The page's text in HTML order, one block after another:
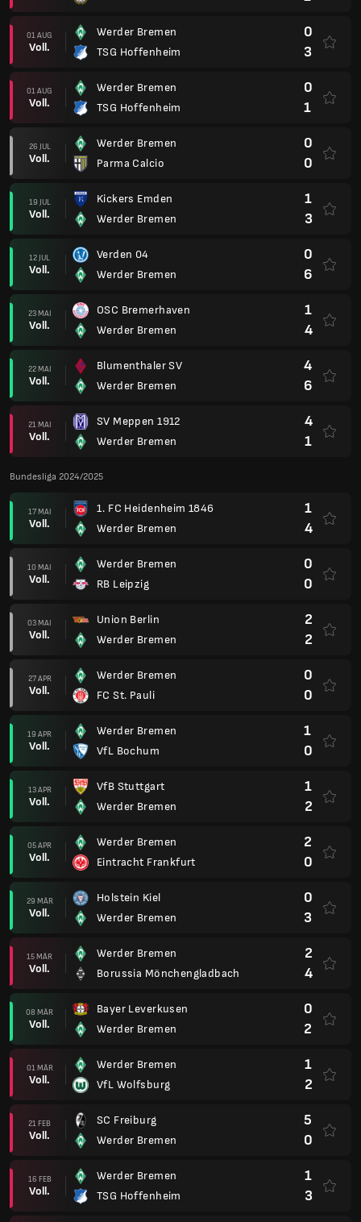
01 AUG
Voll.
Werder Bremen
TSG Hoffenheim
0
3
01 AUG
Voll.
Werder Bremen
TSG Hoffenheim
0
1
26 JUL
Voll.
Werder Bremen
Parma Calcio
0
0
19 JUL
Voll.
Kickers Emden
Werder Bremen
1
3
12 JUL
Voll.
Verden 04
Werder Bremen
0
6
23 MAI
Voll.
OSC Bremerhaven
Werder Bremen
1
4
22 MAI
Voll.
Blumenthaler SV
Werder Bremen
4
6
21 MAI
Voll.
SV Meppen 1912
Werder Bremen
4
1
Bundesliga 2024/2025
17 MAI
Voll.
1. FC Heidenheim 1846
Werder Bremen
1
4
10 MAI
Voll.
Werder Bremen
RB Leipzig
0
0
03 MAI
Voll.
Union Berlin
Werder Bremen
2
2
27 APR
Voll.
Werder Bremen
FC St. Pauli
0
0
19 APR
Voll.
Werder Bremen
VfL Bochum
1
0
13 APR
Voll.
VfB Stuttgart
Werder Bremen
1
2
05 APR
Voll.
Werder Bremen
Eintracht Frankfurt
2
0
29 MÄR
Voll.
Holstein Kiel
Werder Bremen
0
3
15 MÄR
Voll.
Werder Bremen
Borussia Mönchengladbach
2
4
08 MÄR
Voll.
Bayer Leverkusen
Werder Bremen
0
2
01 MÄR
Voll.
Werder Bremen
VfL Wolfsburg
1
2
21 FEB
Voll.
SC Freiburg
Werder Bremen
5
0
16 FEB
Voll.
Werder Bremen
TSG Hoffenheim
1
3